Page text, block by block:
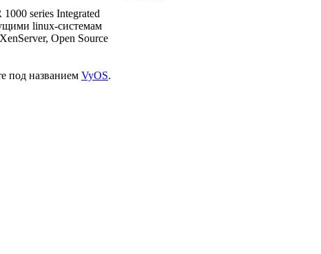
series Integrated
linux-системам
Open Source
под названием VyOS.